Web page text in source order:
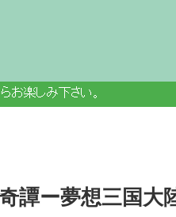
お楽しみ下さい。
ー夢想三国大